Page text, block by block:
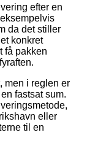
efter en
da det stiller
konkret
få pakken
men i reglen er
fastsat sum.
eller
til en